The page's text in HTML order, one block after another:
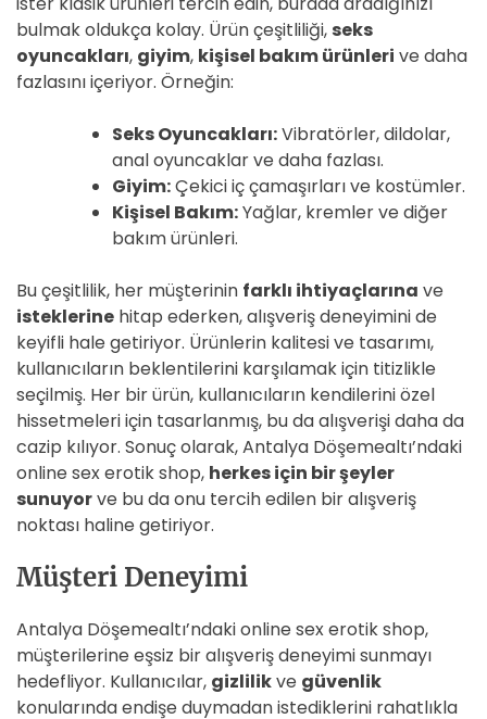
bulmak oldukça kolay. Ürün çeşitliliği, seks
oyuncakları, giyim, kişisel bakım ürünleri ve daha
fazlasını içeriyor. Örneğin:
Seks Oyuncakları:Vibratörler, dildolar,
anal oyuncaklar ve daha fazlası.
Giyim:Çekici iç çamaşırları ve kostümler.
Kişisel Bakım:Yağlar, kremler ve diğer
bakım ürünleri.
Bu çeşitlilik, her müşterinin farklı ihtiyaçlarına ve
isteklerine hitap ederken, alışveriş deneyimini de
keyifli hale getiriyor. Ürünlerin kalitesi ve tasarımı,
kullanıcıların beklentilerini karşılamak için titizlikle
seçilmiş. Her bir ürün, kullanıcıların kendilerini özel
hissetmeleri için tasarlanmış, bu da alışverişi daha da
cazip kılıyor. Sonuç olarak, Antalya Döşemealtı’ndaki
online sex erotik shop, herkes için bir şeyler
sunuyorve bu da onu tercih edilen bir alışveriş
noktası haline getiriyor.
Müşteri Deneyimi
Antalya Döşemealtı’ndaki online sex erotik shop,
müşterilerine eşsiz bir alışveriş deneyimi sunmayı
hedefliyor. Kullanıcılar, gizlilikve güvenlik
konularında endişe duymadan istediklerini rahatlıkla